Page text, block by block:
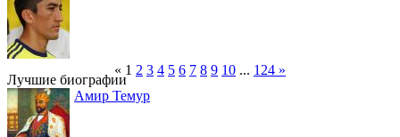
« 1 2 3 4 5 6 7 8 9 10 ... 124 »
Лучшие биографии
Амир Темур